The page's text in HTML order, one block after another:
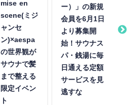
mise en
scene(ミジ
ャンセ
ン)×aespa
の世界観が
サウナで髪
まで整える
限定イベン
ト
ー）」の新規
会員を6月1日
より募集開
始！サウナス
パ・銭湯に毎
日通える定額
サービスを見
逃すな